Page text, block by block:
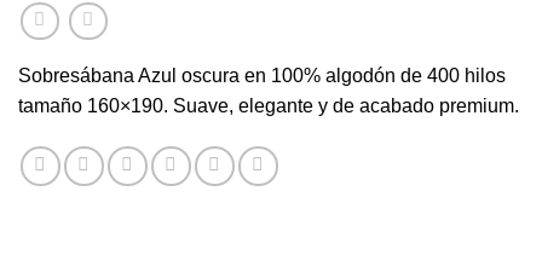
Sobresábana Azul oscura en 100% algodón de 400 hilos
tamaño 160×190. Suave, elegante y de acabado premium.